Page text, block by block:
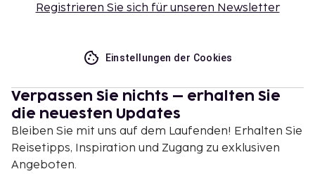
Registrieren Sie sich für unseren Newsletter
Einstellungen der Cookies
Verpassen Sie nichts – erhalten Sie
die neuesten Updates
Bleiben Sie mit uns auf dem Laufenden! Erhalten Sie
Reisetipps, Inspiration und Zugang zu exklusiven
Angeboten.